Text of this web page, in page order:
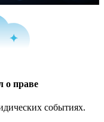
о праве
событиях.